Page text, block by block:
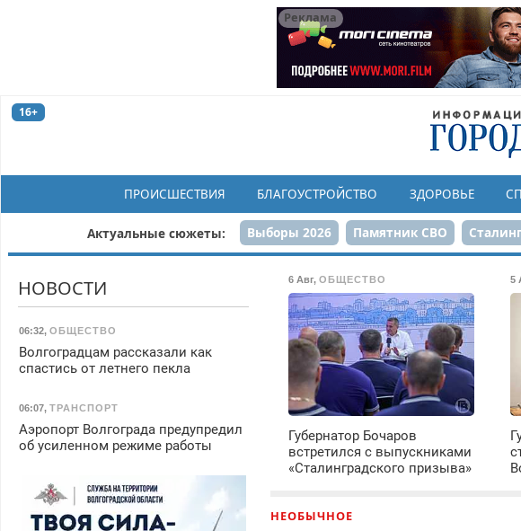
Реклама
16+
ПРОИСШЕСТВИЯ БЛАГОУСТРОЙСТВО ЗДОРОВЬЕ
Актуальные сюжеты: Выборы 2026 Памятник СВО
6 Авг,ОБЩЕСТВО
Губернатор Бочаров
встретился с выпускниками
«Сталинградского призыва»
5
НЕОБЫЧНОЕ
НОВОСТИ
06:32, ОБЩЕСТВО
Волгоградцам рассказали как
спастись от летнего пекла
06:07, ТРАНСПОРТ
Аэропорт Волгограда предупредил
об усиленном режиме работы